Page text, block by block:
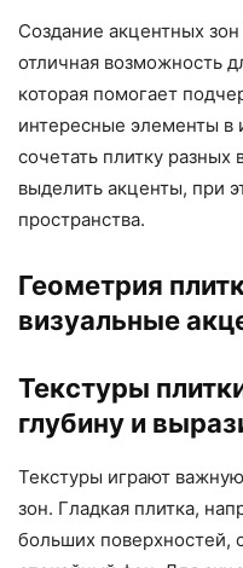
Создание акцентных
отличная возможность
которая помогает
интересные элементы в
сочетать плитку
выделить акценты, при
пространства.
Геометрия
визуальные
Текстуры
глубину и
Текстуры играют
зон. Гладкая плитка,
больших поверхностей,